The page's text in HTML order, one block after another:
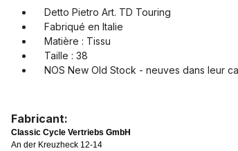
Detto Pietro Art. TD Touring
Fabriqué en Italie
Matière : Tissu
Taille : 38
NOS New Old Stock - neuves dans leur
Fabricant:
Classic Cycle Vertriebs GmbH
An der Kreuzheck 12-14